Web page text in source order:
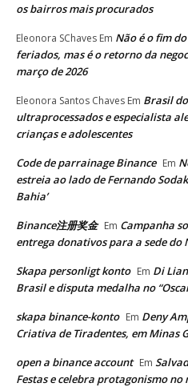
os bairros mais procurados
Eleonora SChaves Em Não é o fim
feriados, mas é o retorno da
março de 2026
Eleonora Santos Chaves Em Brasil
ultraprocessados e especialista
crianças e adolescentes
Code de parrainage Binance Em
estreia ao lado de Fernando
Bahia’
Binance注册奖金 Em Campanha
entrega donativos para a sede do
Skapa personligt konto Em Di
Brasil e disputa medalha no
skapa binance-konto Em Deny
Criativa de Tiradentes, em Minas
open a binance account Em
Festas e celebra protagonismo no